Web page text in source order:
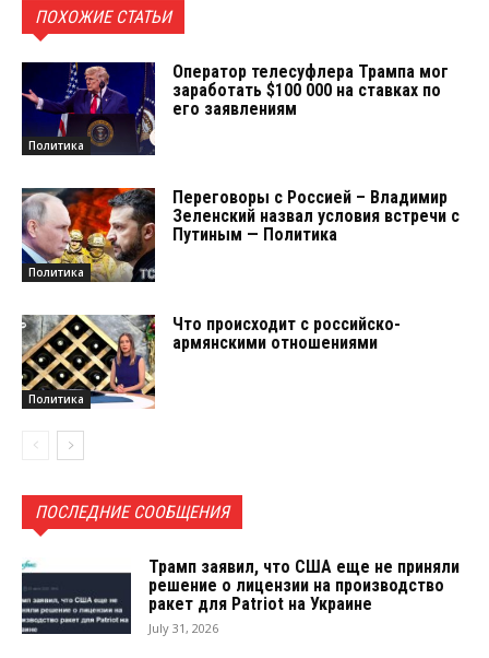
ПОХОЖИЕ СТАТЬИ
Политика
Оператор телесуфлера Трампа мог
заработать $100 000 на ставках по
его заявлениям
Политика
Переговоры с Россией – Владимир
Зеленский назвал условия встречи с
Путиным — Политика
Политика
Что происходит с российско-
армянскими отношениями
ПОСЛЕДНИЕ СООБЩЕНИЯ
Трамп заявил, что США еще не приняли
решение о лицензии на производство
ракет для Patriot на Украине
July 31, 2026